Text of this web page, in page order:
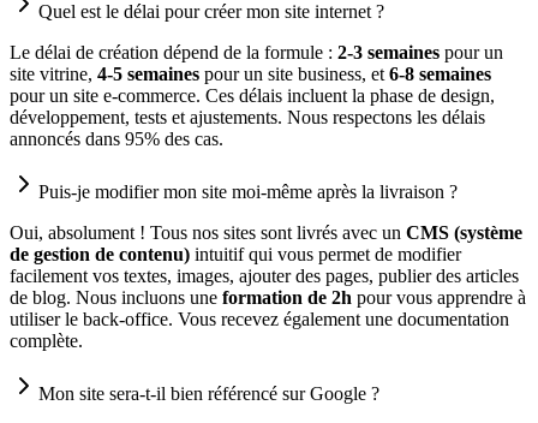
Quel est le délai pour créer mon site internet ?
Le délai de création dépend de la formule : 2-3 semaines pour un
site vitrine, 4-5 semaines pour un site business, et 6-8 semaines
pour un site e-commerce. Ces délais incluent la phase de design,
développement, tests et ajustements. Nous respectons les délais
annoncés dans 95% des cas.
Puis-je modifier mon site moi-même après la livraison ?
Oui, absolument ! Tous nos sites sont livrés avec un CMS (système
de gestion de contenu) intuitif qui vous permet de modifier
facilement vos textes, images, ajouter des pages, publier des articles
de blog. Nous incluons une formation de 2h pour vous apprendre à
utiliser le back-office. Vous recevez également une documentation
complète.
Mon site sera-t-il bien référencé sur Google ?